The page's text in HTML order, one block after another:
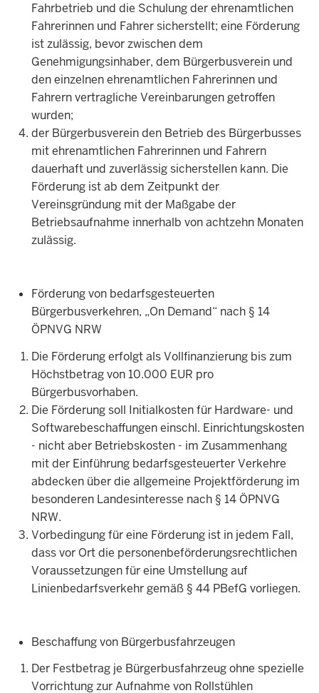
Fahrbetrieb und die Schulung der ehrenamtlichen
Fahrerinnen und Fahrer sicherstellt; eine Förderung
ist zulässig, bevor zwischen dem
Genehmigungsinhaber, dem Bürgerbusverein und
den einzelnen ehrenamtlichen Fahrerinnen und
Fahrern vertragliche Vereinbarungen getroffen
wurden;
der Bürgerbusverein den Betrieb des Bürgerbusses
mit ehrenamtlichen Fahrerinnen und Fahrern
dauerhaft und zuverlässig sicherstellen kann. Die
Förderung ist ab dem Zeitpunkt der
Vereinsgründung mit der Maßgabe der
Betriebsaufnahme innerhalb von achtzehn Monaten
zulässig.
Förderung von bedarfsgesteuerten
Bürgerbusverkehren, „On Demand“ nach § 14
ÖPNVG NRW
Die Förderung erfolgt als Vollfinanzierung bis zum
Höchstbetrag von 10.000 EUR pro
Bürgerbusvorhaben.
Die Förderung soll Initialkosten für Hardware- und
Softwarebe­schaffungen einschl. Einrichtungskosten
- nicht aber Be­triebskosten - im Zusammenhang
mit der Einführung be­darfsgesteuerter Verkehre
abdecken über die allgemeine Pro­jektförderung im
besonderen Landesinteresse nach § 14 ÖPNVG
NRW.
Vorbedingung für eine Förderung ist in jedem Fall,
dass vor Ort die personenbeförderungsrechtlichen
Vorausset­zungen für eine Umstellung auf
Linienbedarfsverkehr ge­mäß § 44 PBefG vorliegen.
Beschaffung von Bürgerbusfahrzeugen
Der Festbetrag je Bürgerbusfahrzeug ohne spezielle
Vorrichtung zur Aufnahme von Rollstühlen